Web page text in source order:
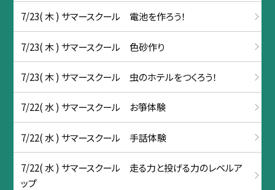
7/23( 木 ) サマースクール 電池を作ろう！
7/23( 木 ) サマースクール 色砂作り
7/23( 木 ) サマースクール 虫のホテルをつくろう！
7/22( 水 ) サマースクール お箏体験
7/22( 水 ) サマースクール 手話体験
7/22( 水 ) サマースクール 走る力と投げる力のレベルア
ップ